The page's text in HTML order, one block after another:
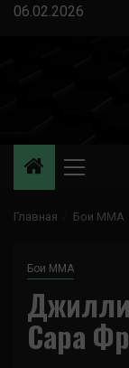
Перейти
06.02.2026
Главная Бои ММА
Бои ММА
Сара